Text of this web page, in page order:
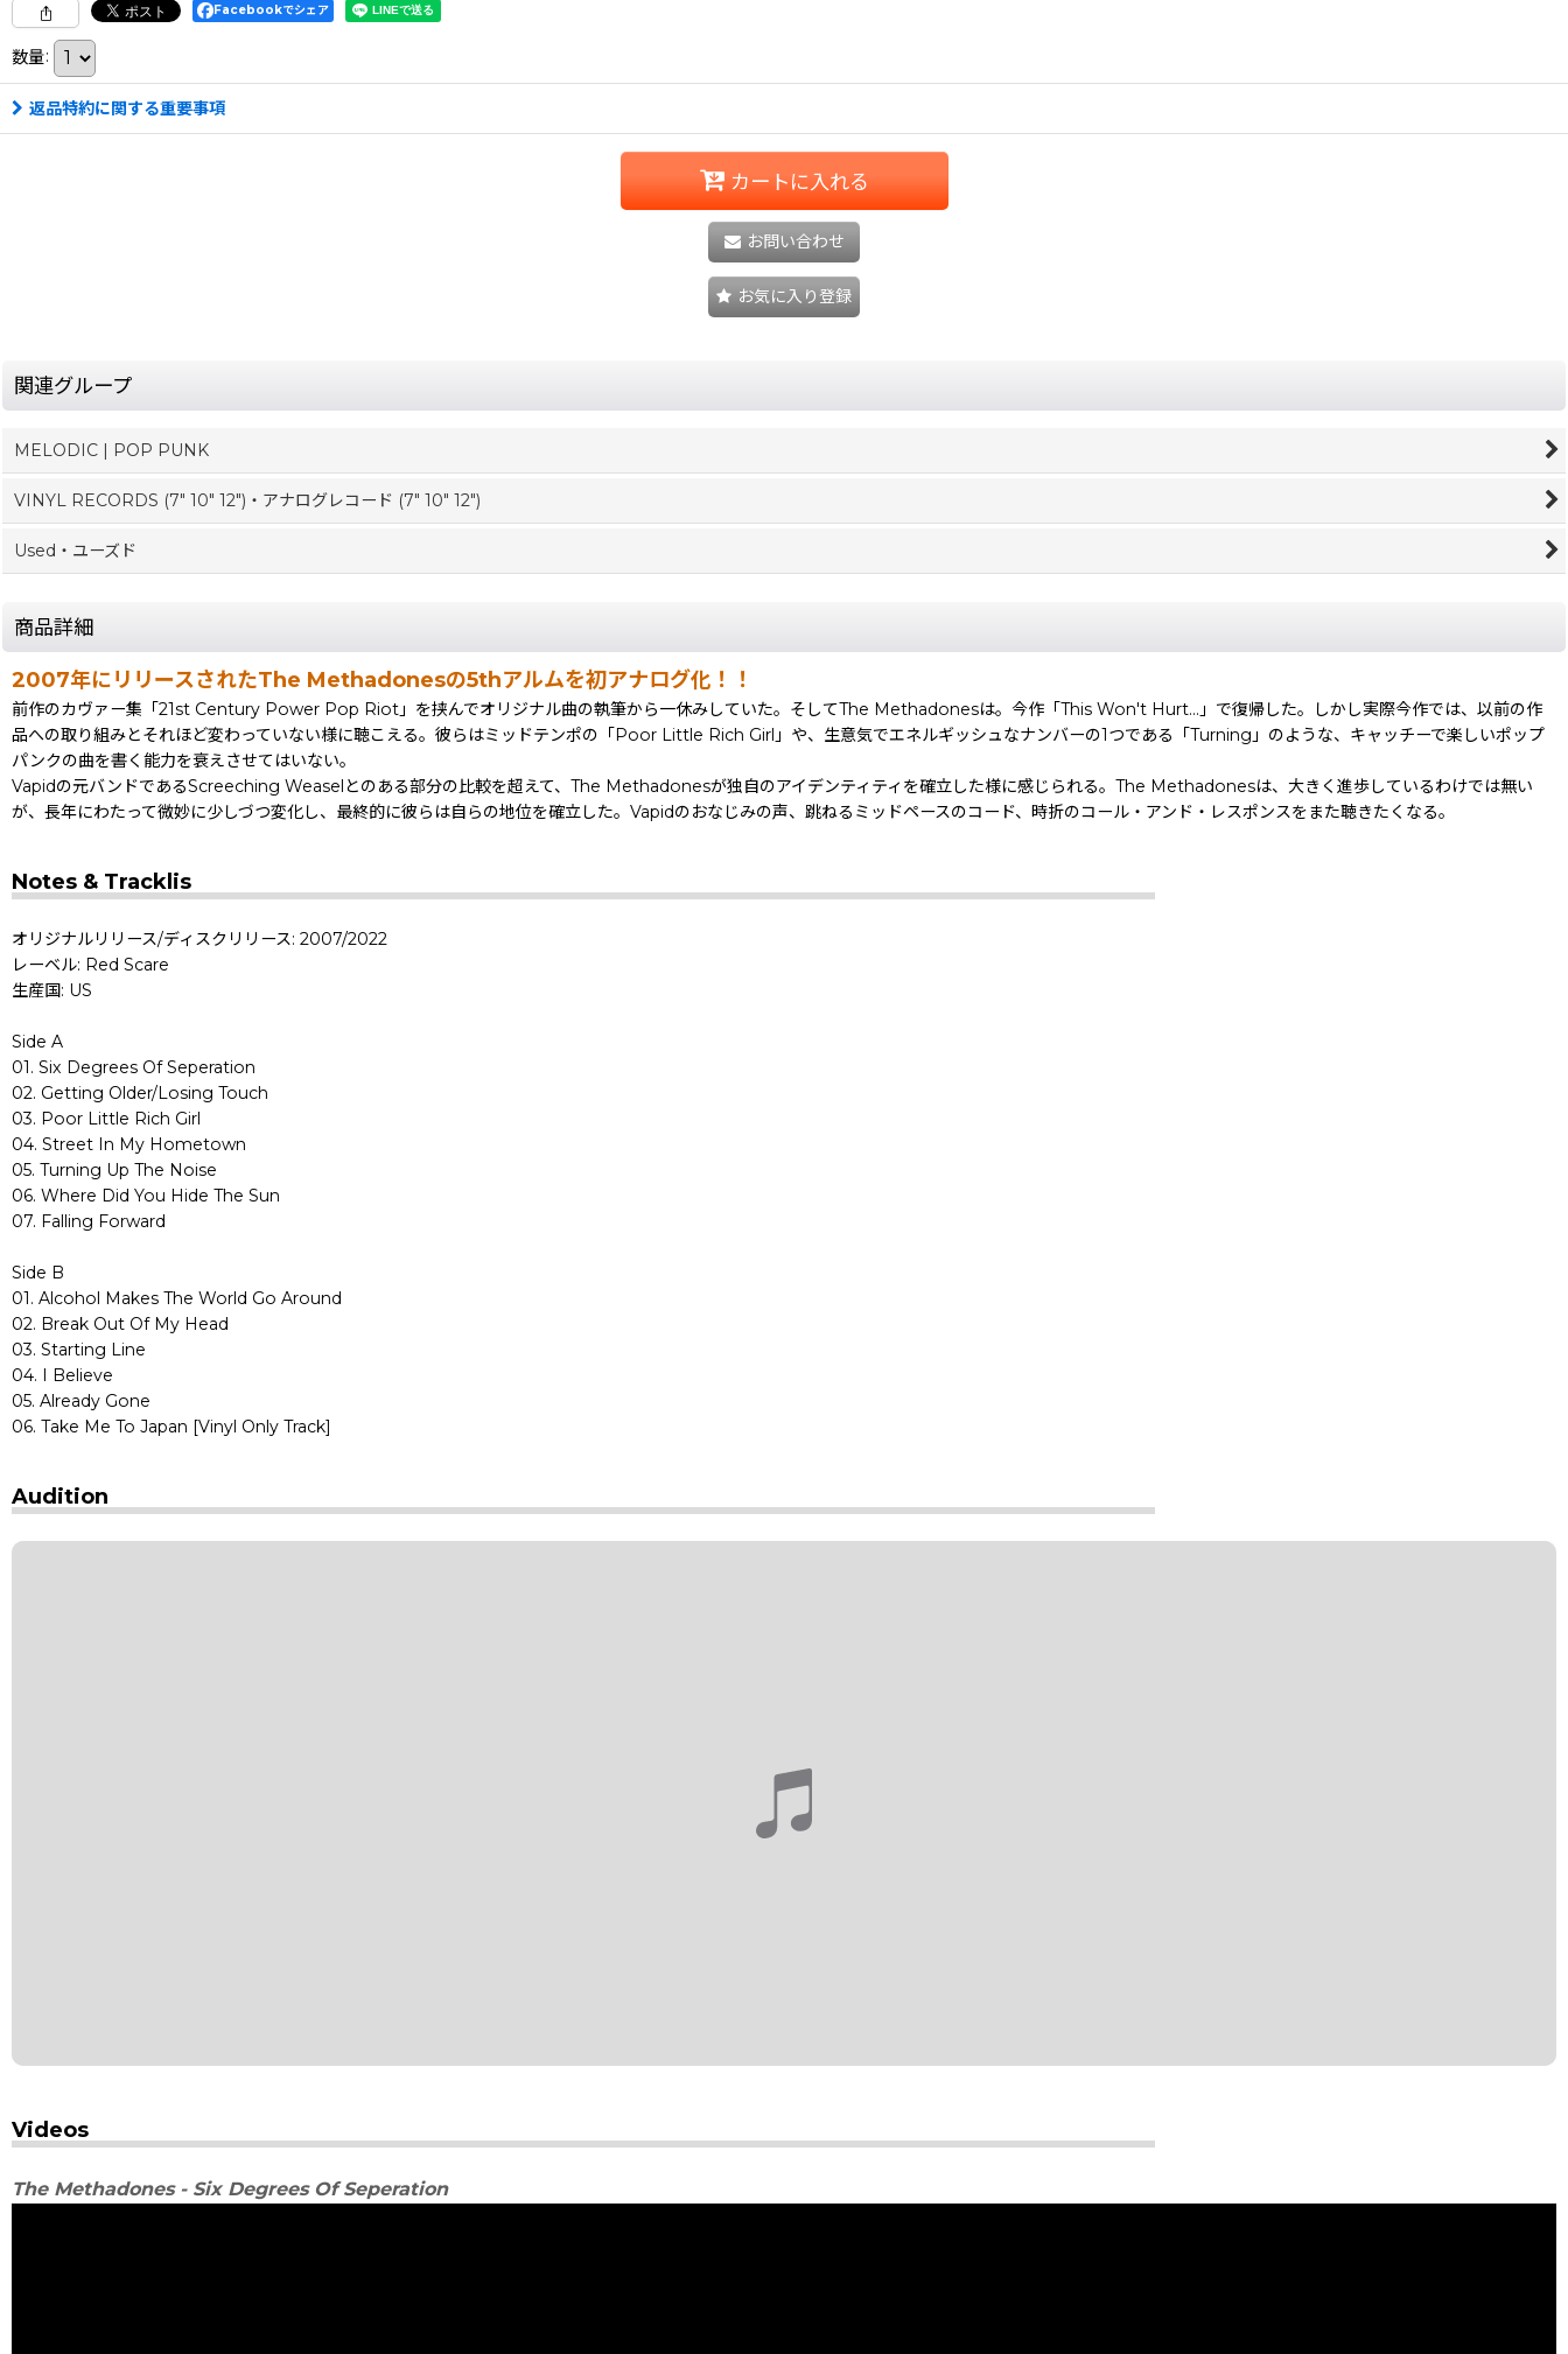
Facebookでシェア
数量:
返品特約に関する重要事項
カートに入れる
お問い合わせ
お気に入り登録
関連グループ
MELODIC | POP PUNK
VINYL RECORDS (7" 10" 12")・アナログレコード (7" 10" 12")
Used・ユーズド
商品詳細
2007年にリリースされたThe Methadonesの5thアルムを初アナログ化！！
前作のカヴァー集「21st Century Power Pop Riot」を挟んでオリジナル曲の執筆から一休みしていた。そしてThe Methadonesは。今作「This Won't Hurt...」で復帰した。しかし実際今作では、以前の作
品への取り組みとそれほど変わっていない様に聴こえる。彼らはミッドテンポの「Poor Little Rich Girl」や、生意気でエネルギッシュなナンバーの1つである「Turning」のような、キャッチーで楽しいポップ
パンクの曲を書く能力を衰えさせてはいない。
Vapidの元バンドであるScreeching Weaselとのある部分の比較を超えて、The Methadonesが独自のアイデンティティを確立した様に感じられる。The Methadonesは、大きく進歩しているわけでは無い
が、長年にわたって微妙に少しづつ変化し、最終的に彼らは自らの地位を確立した。Vapidのおなじみの声、跳ねるミッドペースのコード、時折のコール・アンド・レスポンスをまた聴きたくなる。
Notes & Tracklis
オリジナルリリース/ディスクリリース: 2007/2022
レーベル: Red Scare
生産国: US
Side A
01. Six Degrees Of Seperation
02. Getting Older/Losing Touch
03. Poor Little Rich Girl
04. Street In My Hometown
05. Turning Up The Noise
06. Where Did You Hide The Sun
07. Falling Forward
Side B
01. Alcohol Makes The World Go Around
02. Break Out Of My Head
03. Starting Line
04. I Believe
05. Already Gone
06. Take Me To Japan [Vinyl Only Track]
Audition
Videos
The Methadones - Six Degrees Of Seperation